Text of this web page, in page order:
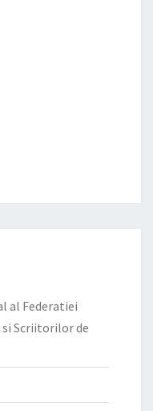
al Federatiei
Scriitorilor de